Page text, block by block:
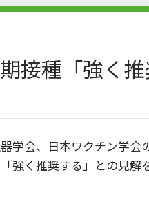
期接種「強
学会、日本ワクチン学会
強く推奨する」との見